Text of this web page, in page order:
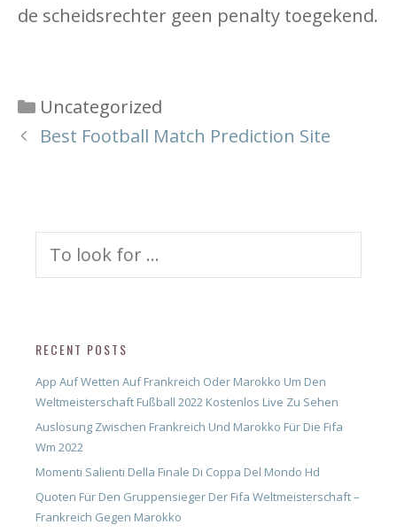
de scheidsrechter geen penalty toegekend.
Categories
Uncategorized
Best Football Match Prediction Site
RECENT POSTS
App Auf Wetten Auf Frankreich Oder Marokko Um Den
Weltmeisterschaft Fußball 2022 Kostenlos Live Zu Sehen
Auslosung Zwischen Frankreich Und Marokko Für Die Fifa
Wm 2022
Momenti Salienti Della Finale Di Coppa Del Mondo Hd
Quoten Für Den Gruppensieger Der Fifa Weltmeisterschaft –
Frankreich Gegen Marokko